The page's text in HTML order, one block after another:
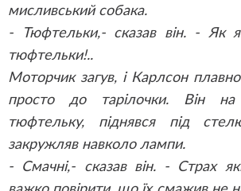
мисливський собака.
- Тюфтельки,- сказав він. - Як
тюфтельки!..
Моторчик загув, і Карлсон
просто до тарілочки. Він
тюфтельку, піднявся під
закружляв навколо лампи.
- Смачні,- сказав він. - Страх